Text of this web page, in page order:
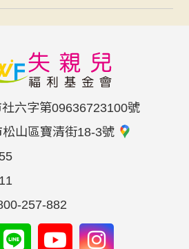
六字第09636723100號
山區寶清街18-3號
257-882